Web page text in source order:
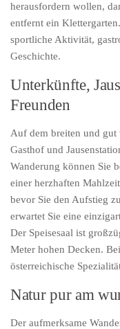
herausfordern wollen,
entfernt ein
sportliche Aktivität,
Geschichte.
Unterkünfte,
Freunden
Auf dem breiten und gut
Gasthof und
Wanderung können Sie
einer herzhaften
bevor Sie den Aufstieg
erwartet Sie eine
Der Speisesaal ist
Meter hohen Decken.
österreichische
Natur pur am
Der aufmerksame